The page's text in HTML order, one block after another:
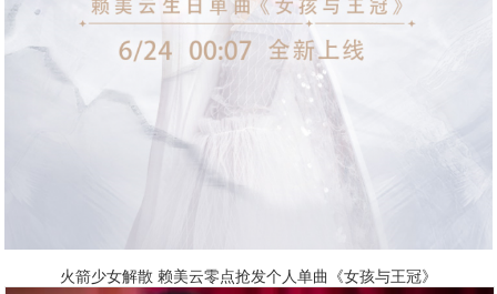
火箭少女解散 赖美云零点抢发个人单曲《女孩与王冠》